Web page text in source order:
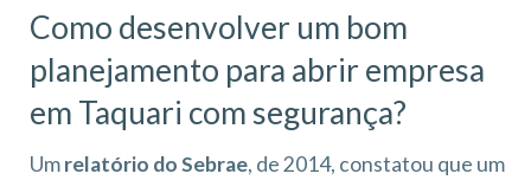
Como desenvolver um bom
planejamento para abrir empresa
em Taquari com segurança?
Umrelatório do Sebrae, de 2014, constatou que um